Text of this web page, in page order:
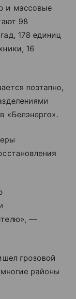
и массовые
98
178 единиц
16
поэтапно,
«Белэнерго».
—
грозовой
районы